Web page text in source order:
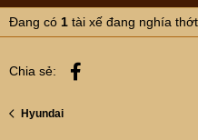
đèn vào lúc trời tối hay các
không thuận lợi thì hãy bật
Đang có 1 tài xế đang nghía
Chia sẻ:
Hyundai